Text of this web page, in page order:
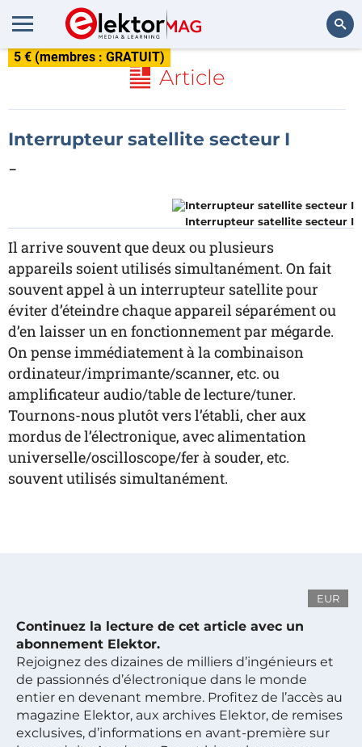
5 € (membres : GRATUIT)
Article
Interrupteur satellite secteur I
-
Interrupteur satellite secteur I
Il arrive souvent que deux ou plusieurs
appareils soient utilisés simultanément. On fait
souvent appel à un interrupteur satellite pour
éviter d’éteindre chaque appareil séparément ou
d’en laisser un en fonctionnement par mégarde.
On pense immédiatement à la combinaison
ordinateur/imprimante/scanner, etc. ou
amplificateur audio/table de lecture/tuner.
Tournons-nous plutôt vers l’établi, cher aux
mordus de l’électronique, avec alimentation
universelle/oscilloscope/fer à souder, etc.
souvent utilisés simultanément.
EUR
Continuez la lecture de cet article avec un
abonnement Elektor.
Rejoignez des dizaines de milliers d’ingénieurs et
de passionnés d’électronique dans le monde
entier en devenant membre. Profitez de l’accès au
magazine Elektor, aux archives Elektor, de remises
exclusives, d’informations en avant-première sur